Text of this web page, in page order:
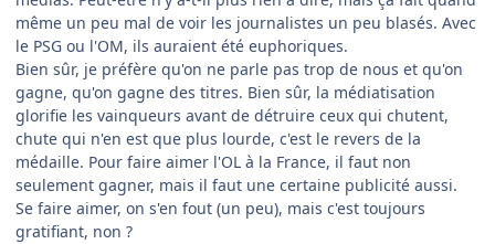
même un peu mal de voir les journalistes un peu blasés. Avec
le PSG ou l'OM, ils auraient été euphoriques.
Bien sûr, je préfère qu'on ne parle pas trop de nous et qu'on
gagne, qu'on gagne des titres. Bien sûr, la médiatisation
glorifie les vainqueurs avant de détruire ceux qui chutent,
chute qui n'en est que plus lourde, c'est le revers de la
médaille. Pour faire aimer l'OL à la France, il faut non
seulement gagner, mais il faut une certaine publicité aussi.
Se faire aimer, on s'en fout (un peu), mais c'est toujours
gratifiant, non ?